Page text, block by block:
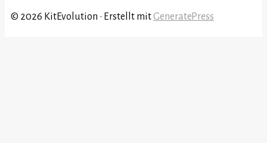
© 2026 KitEvolution • Erstellt mit GeneratePress